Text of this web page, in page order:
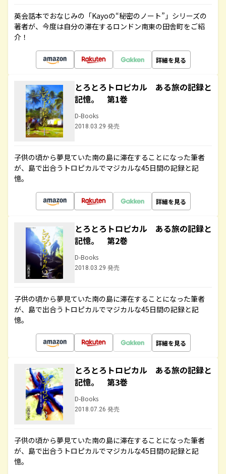
英会話本でおなじみの「Kayoの“秘密のノート”」シリーズの
著者が、今度は自分の滞在するロンドン南東の田舎町をご紹
介！
詳細を見る
とろとろトロピカル ある旅の記録と
記憶。 第1巻
D-Books
2018.03.29 発売
子供の頃から夢見ていた南の島に滞在することになった筆者
が、島で出合うトロピカルでマジカルな45日間の記録と記
憶。
詳細を見る
とろとろトロピカル ある旅の記録と
記憶。 第2巻
D-Books
2018.03.29 発売
子供の頃から夢見ていた南の島に滞在することになった筆者
が、島で出合うトロピカルでマジカルな45日間の記録と記
憶。
詳細を見る
とろとろトロピカル ある旅の記録と
記憶。 第3巻
D-Books
2018.07.26 発売
子供の頃から夢見ていた南の島に滞在することになった筆者
が、島で出合うトロピカルでマジカルな45日間の記録と記
憶。